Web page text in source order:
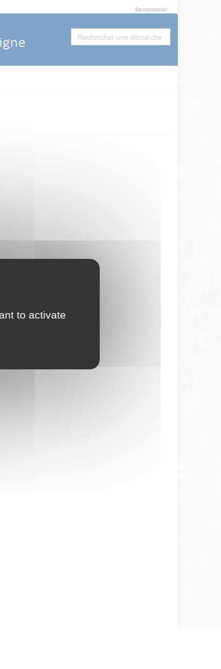
to activate
Se connecter